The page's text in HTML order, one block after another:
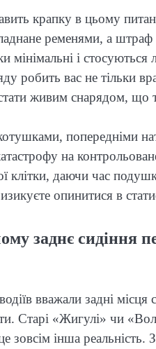
крапку в цьому
ременями, а
мінімальні і
робить вас не тільки
живим снарядом, що
попередніми
на
клітки, даючи час
опинитися в
заднє сидіння
вважали задні місця
Старі «Жигулі» чи
інша